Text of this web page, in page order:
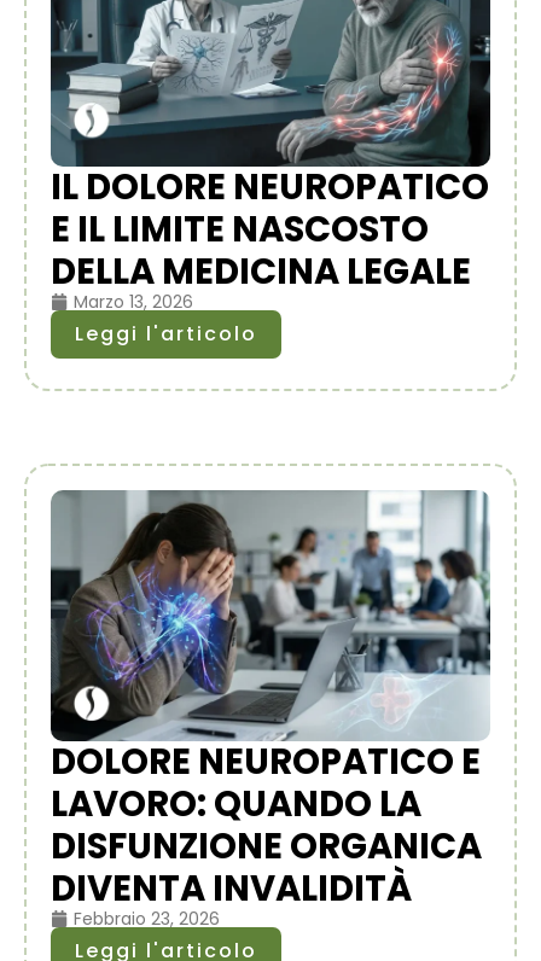
IL DOLORE NEUROPATICO
E IL LIMITE NASCOSTO
DELLA MEDICINA LEGALE
Marzo 13, 2026
Leggi l'articolo
DOLORE NEUROPATICO E
LAVORO: QUANDO LA
DISFUNZIONE ORGANICA
DIVENTA INVALIDITÀ
Febbraio 23, 2026
Leggi l'articolo